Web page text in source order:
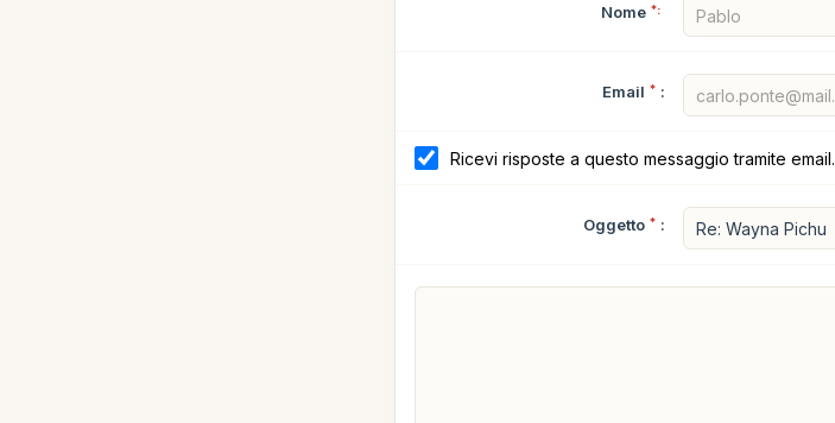
Nome *:
Email * :
Ricevi risposte a questo messaggio tramite email.
Oggetto * :